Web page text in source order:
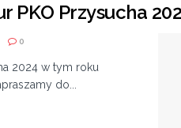
PKO Przysucha
0
2024 w tym roku
do...